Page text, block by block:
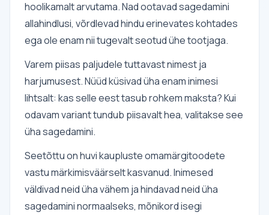
hoolikamalt arvutama. Nad ootavad sagedamini
allahindlusi, võrdlevad hindu erinevates kohtades
ega ole enam nii tugevalt seotud ühe tootjaga.
Varem piisas paljudele tuttavast nimest ja
harjumusest. Nüüd küsivad üha enam inimesi
lihtsalt: kas selle eest tasub rohkem maksta? Kui
odavam variant tundub piisavalt hea, valitakse see
üha sagedamini.
Seetõttu on huvi kaupluste omamärgitoodete
vastu märkimisväärselt kasvanud. Inimesed
väldivad neid üha vähem ja hindavad neid üha
sagedamini normaalseks, mõnikord isegi